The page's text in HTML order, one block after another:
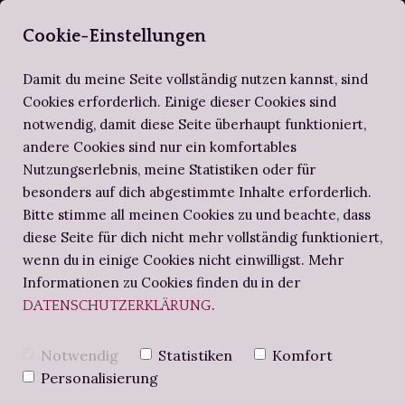
ZIRKEL DER SELBERBUCHBINDER
BUCHBINDEN-WORKSHOPS
BUCHBINDERS BRIEFE
SCHRITT FÜR SCHRITT
BUCHBINDE-PROJEKTE
ALTES WISSEN
NOTIZBUCH
BJARKAN AUF
BUCHEINBAND –
Cookie-Einstellungen
Damit du meine Seite vollständig nutzen kannst, sind
Cookies erforderlich. Einige dieser Cookies sind
notwendig, damit diese Seite überhaupt funktioniert,
andere Cookies sind nur ein komfortables
Nutzungserlebnis, meine Statistiken oder für
besonders auf dich abgestimmte Inhalte erforderlich.
Bitte stimme all meinen Cookies zu und beachte, dass
diese Seite für dich nicht mehr vollständig funktioniert,
wenn du in einige Cookies nicht einwilligst. Mehr
Informationen zu Cookies finden du in der
DATENSCHUTZERKLÄRUNG.
Notwendig Statistiken
Komfort
Personalisierung